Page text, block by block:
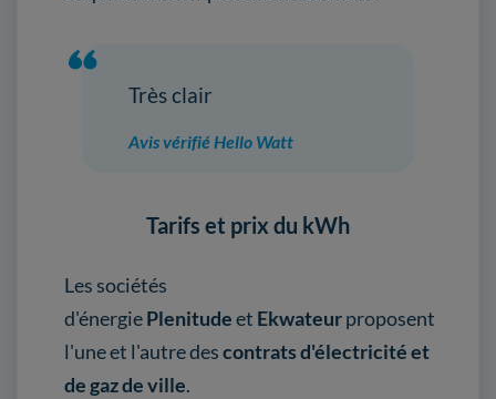
Très clair
Avis vérifié Hello Watt
Tarifs et prix du kWh
Les sociétés
d'énergiePlenitudeet Ekwateurproposent
l'une et l'autre descontrats d'électricité et
de gaz de ville.